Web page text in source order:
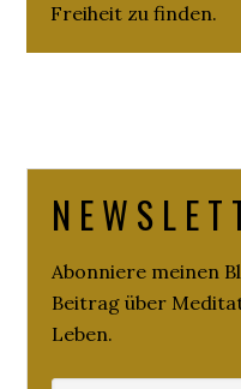
Freiheit zu finden.
N E W S L E T
Abonniere meinen
Beitrag über
Leben.